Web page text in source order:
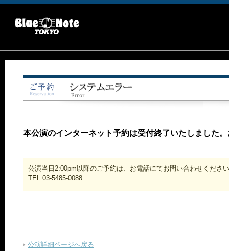
本公演のインターネット予約は受付終了いたしました
公演当日2:00pm以降のご予約は、お電話にてお問い合わせくださ
TEL:03-5485-0088
公演詳細ページへ戻る